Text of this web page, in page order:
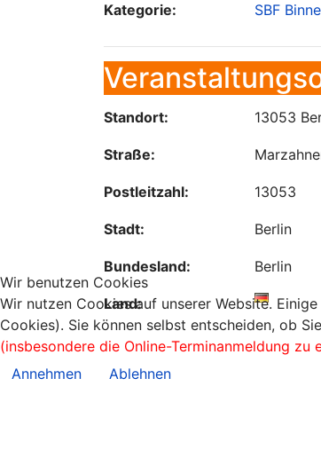
Kategorie: SBF
Standort: 13053
Straße:
Postleitzahl: 13053
Stadt: Berlin
Bundesland: Berlin
Land:
Wir benutzen Cookies
Wir nutzen Cookies auf unserer Website.
Cookies). Sie können selbst entscheiden, ob
(insbesondere die Online-Terminanmeldung zu
Annehmen
Ablehnen